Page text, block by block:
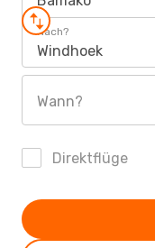
Nach?
Windhoek
Wann?
Direktflüge